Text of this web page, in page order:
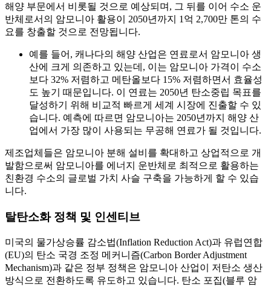
해양 부문에서 비롯될 것으로 예상되며, 그 뒤를 이어 수소 운
반체로서의 암모니아 활용이 2050년까지 1억 2,700만 톤의 수
요를 창출할 것으로 전망됩니다.
예를 들어, 캐나다의 해양 산업은 연료로서 암모니아 생
산에 크게 의존하고 있는데, 이는 암모니아 가격이 수소
보다 32% 저렴하고 메탄올보다 15% 저렴하면서 효율성
도 높기 때문입니다. 이 연료는 2050년 탄소중립 목표를
달성하기 위해 비교적 빠르게 세계 시장에 진출할 수 있
습니다. 예측에 따르면 암모니아는 2050년까지 해양 산
업에서 가장 많이 사용되는 무공해 연료가 될 것입니다.
제조업체들은 암모니아 분해 설비를 확대하고 상업적으로 개
발함으로써 암모니아를 에너지 운반체로 최적으로 활용하는
친환경 수소의 글로벌 가치 사슬 구축을 가능하게 할 수 있습
니다.
탈탄소화 정책 및 인센티브
미국의 물가상승률 감소법(Inflation Reduction Act)과 유럽연합
(EU)의 탄소 국경 조정 메커니즘(Carbon Border Adjustment
Mechanism)과 같은 정부 정책은 암모니아 산업이 저탄소 생산
방식으로 전환하도록 유도하고 있습니다. 탄소 포집(블루 암